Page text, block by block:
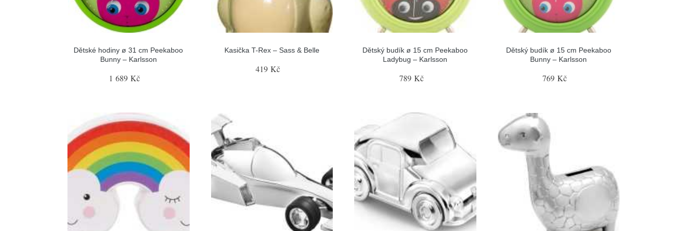
Dětské hodiny ø 31 cm Peekaboo
Bunny – Karlsson
1 689 Kč
Kasička T-Rex – Sass & Belle
419 Kč
Dětský budík ø 15 cm Peekaboo
Ladybug – Karlsson
789 Kč
Dětský budík ø 15 cm Peekaboo
Bunny – Karlsson
769 Kč